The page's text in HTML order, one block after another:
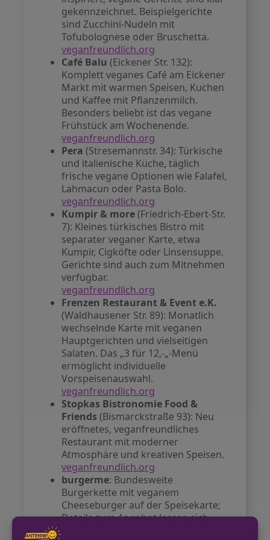
gekennzeichnet. Beispielgerichte
sind Zucchini-Nudeln mit
Tofubolognese oder Bruschetta.
veganfreundlich.org
Café Balu (Eickener Str. 132):
Komplett veganes Café am Eickener
Markt mit warmen Speisen, Kuchen
und Kaffee mit Pflanzenmilch.
Besonders beliebt ist das vegane
Frühstück am Wochenende.
veganfreundlich.org
Pera (Stresemannstr. 34): Türkische
und italienische Küche, täglich
frische vegane Optionen wie Falafel,
Lahmacun oder Pasta Bolo.
veganfreundlich.org
Kumpir & more(Friedrich-Ebert-Str.
7): Kleines türkisches Bistro mit
separater veganer Karte, etwa
Kumpir, Cigköfte oder Linsensuppe.
Gerichte sind auch zum Mitnehmen
verfügbar.
veganfreundlich.org
Frenzen Restaurant & Event e.K.
(Waldhausener Str. 89): Monatlich
wechselnde Karte mit veganen
Hauptgerichten und vielseitigen
Salaten. Das „3 für 12,-„-Menü
ermöglicht individuelle
Vorspeisenauswahl.
veganfreundlich.org
Stopkas Bistronomie Food &
Friends (Bismarckstraße 93): Neu
eröffnetes, veganfreundliches
Restaurant mit moderner
Atmosphäre und kreativen Speisen.
veganfreundlich.org
burgerme: Bundesweite
Burgerkette mit veganem
Cheeseburger auf der Speisekarte;
Details zum Angebot lassen sich